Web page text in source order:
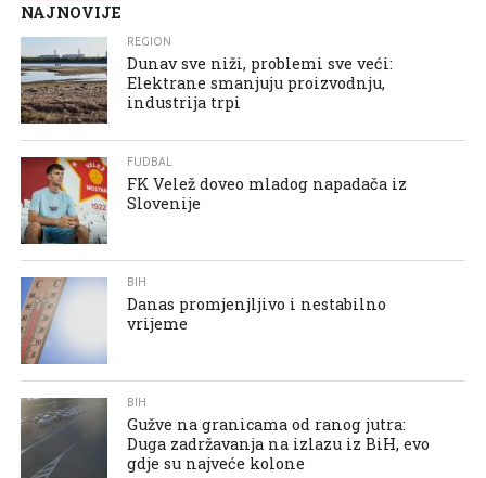
NAJNOVIJE
REGION
Dunav sve niži, problemi sve veći:
Elektrane smanjuju proizvodnju,
industrija trpi
FUDBAL
FK Velež doveo mladog napadača iz
Slovenije
BIH
Danas promjenjljivo i nestabilno
vrijeme
BIH
Gužve na granicama od ranog jutra:
Duga zadržavanja na izlazu iz BiH, evo
gdje su najveće kolone